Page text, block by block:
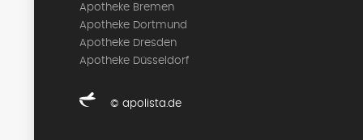
Apotheke Bremen
Apotheke Dortmund
Apotheke Dresden
Apotheke Düsseldorf
© apolista.de